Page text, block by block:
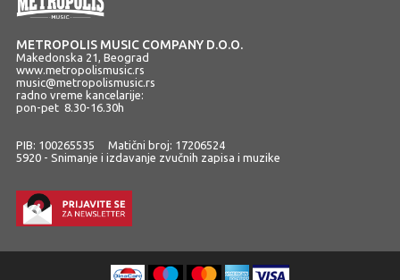
METROPOLIS MUSIC COMPANY D.O.O.
Makedonska 21, Beograd
www.metropolismusic.rs
music@metropolismusic.rs
radno vreme kancelarije:
pon-pet 8.30-16.30h
PIB: 100265535 Matični broj: 17206524
5920 - Snimanje i izdavanje zvučnih zapisa i muzike